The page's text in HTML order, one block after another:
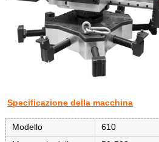
Specificazione della macchina
Modello
610